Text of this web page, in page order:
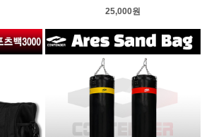
25,000원